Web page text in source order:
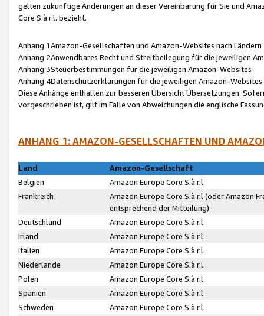
gelten zukünftige Änderungen an dieser Vereinbarung für Sie und
Core S.à r.l. bezieht.
Anhang 1Amazon-Gesellschaften und Amazon-Websites nach Ländern
Anhang 2Anwendbares Recht und Streitbeilegung für die jeweiligen
Anhang 3Steuerbestimmungen für die jeweiligen Amazon-Websites
Anhang 4Datenschutzerklärungen für die jeweiligen Amazon-Websites
Diese Anhänge enthalten zur besseren Übersicht Übersetzungen.
vorgeschrieben ist, gilt im Falle von Abweichungen die englische
ANHANG 1: AMAZON-GESELLSCHAFTEN UND
Land
Amazon-Gesellschaft
Belgien
Amazon Europe Core S.à r.l.
Frankreich
Amazon Europe Core S.à r.l.(oder Amazon
entsprechend der Mitteilung)
Deutschland
Amazon Europe Core S.à r.l.
Irland
Amazon Europe Core S.à r.l.
Italien
Amazon Europe Core S.à r.l.
Niederlande
Amazon Europe Core S.à r.l.
Polen
Amazon Europe Core S.à r.l.
Spanien
Amazon Europe Core S.à r.l.
Schweden
Amazon Europe Core S.à r.l.